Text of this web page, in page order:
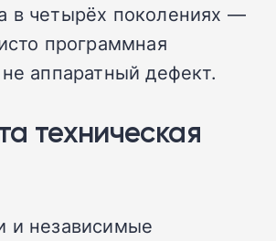
в четырёх поколениях —
программная
аппаратный дефект.
техническая
и независимые